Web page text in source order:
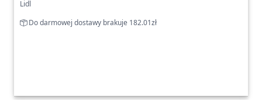
Lidl
Do darmowej dostawy brakuje 182.01zł